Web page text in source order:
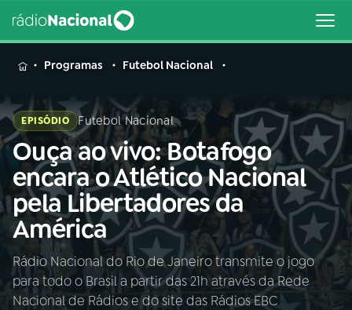
MENU
Buscar
na
Rádio
Nacional
Buscar
AO VIVO
01INÍCIO
Programas Futebol Nacional
EPISÓDIO Futebol Nacional
Ouça ao vivo: Botafogo
encara o Atlético Nacional
pela Libertadores da
América
Rádio Nacional do Rio de Janeiro transmite o jogo
para todo o Brasil a partir das 21h através da Rede
Nacional de Rádios e do site das Rádios EBC